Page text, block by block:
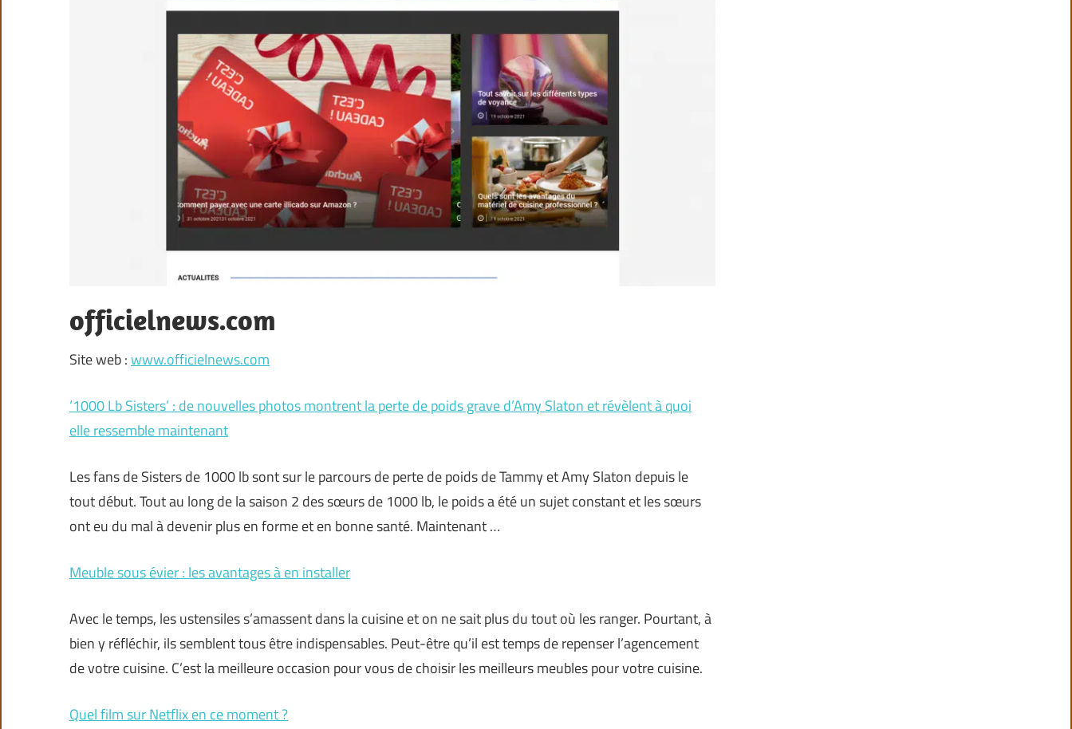
officielnews.com
Site web :www.officielnews.com
‘1000 Lb Sisters’ : de nouvelles photos montrent la perte de poids grave d’Amy Slaton et révèlent à quoi
elle ressemble maintenant
Les fans de Sisters de 1000 lb sont sur le parcours de perte de poids de Tammy et Amy Slaton depuis le
tout début. Tout au long de la saison 2 des sœurs de 1000 lb, le poids a été un sujet constant et les sœurs
ont eu du mal à devenir plus en forme et en bonne santé. Maintenant …
Meuble sous évier : les avantages à en installer
Avec le temps, les ustensiles s’amassent dans la cuisine et on ne sait plus du tout où les ranger. Pourtant, à
bien y réfléchir, ils semblent tous être indispensables. Peut-être qu’il est temps de repenser l’agencement
de votre cuisine. C’est la meilleure occasion pour vous de choisir les meilleurs meubles pour votre cuisine.
Quel film sur Netflix en ce moment ?